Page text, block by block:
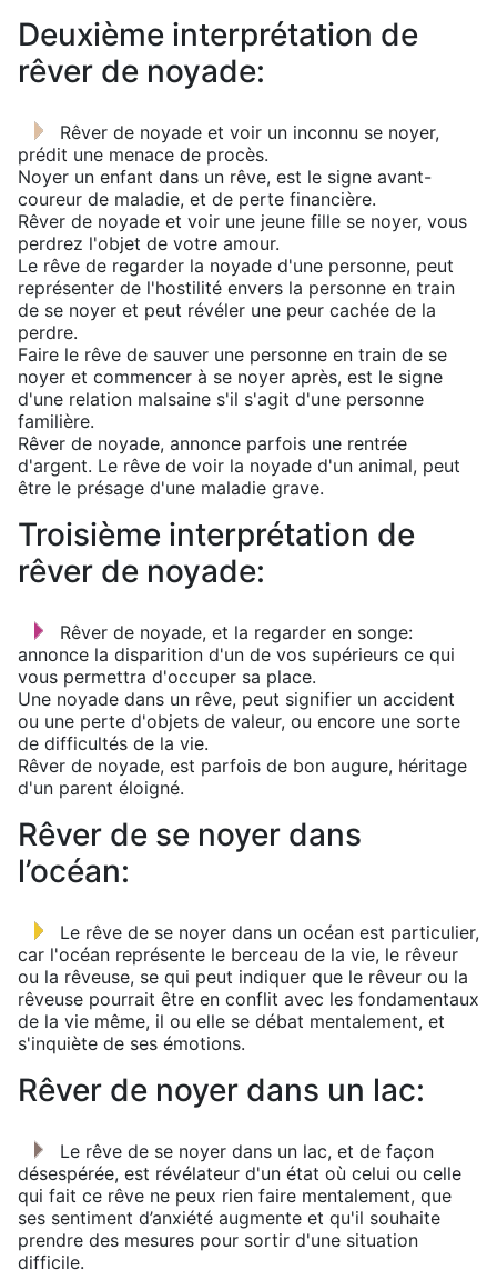
Deuxième interprétation de
rêver de noyade:
Rêver de noyade et voir un inconnu se noyer,
prédit une menace de procès.
Noyer un enfant dans un rêve, est le signe avant-
coureur de maladie, et de perte financière.
Rêver de noyade et voir une jeune fille se noyer, vous
perdrez l'objet de votre amour.
Le rêve de regarder la noyade d'une personne, peut
représenter de l'hostilité envers la personne en train
de se noyer et peut révéler une peur cachée de la
perdre.
Faire le rêve de sauver une personne en train de se
noyer et commencer à se noyer après, est le signe
d'une relation malsaine s'il s'agit d'une personne
familière.
Rêver de noyade, annonce parfois une rentrée
d'argent. Le rêve de voir la noyade d'un animal, peut
être le présage d'une maladie grave.
Troisième interprétation de
rêver de noyade:
Rêver de noyade, et la regarder en songe:
annonce la disparition d'un de vos supérieurs ce qui
vous permettra d'occuper sa place.
Une noyade dans un rêve, peut signifier un accident
ou une perte d'objets de valeur, ou encore une sorte
de difficultés de la vie.
Rêver de noyade, est parfois de bon augure, héritage
d'un parent éloigné.
Rêver de se noyer dans
l’océan:
Le rêve de se noyer dans un océan est particulier,
car l'océan représente le berceau de la vie, le rêveur
ou la rêveuse, se qui peut indiquer que le rêveur ou la
rêveuse pourrait être en conflit avec les fondamentaux
de la vie même, il ou elle se débat mentalement, et
s'inquiète de ses émotions.
Rêver de noyer dans un lac:
Le rêve de se noyer dans un lac, et de façon
désespérée, est révélateur d'un état où celui ou celle
qui fait ce rêve ne peux rien faire mentalement, que
ses sentiment d’anxiété augmente et qu'il souhaite
prendre des mesures pour sortir d'une situation
difficile.